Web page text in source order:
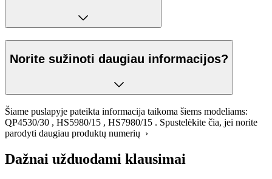
Norite sužinoti daugiau informacijos?
Šiame puslapyje pateikta informacija taikoma šiems modeliams:
QP4530/30 , HS5980/15 , HS7980/15 . Spustelėkite čia, jei norite
parodyti daugiau produktų numerių ›
Dažnai užduodami klausimai